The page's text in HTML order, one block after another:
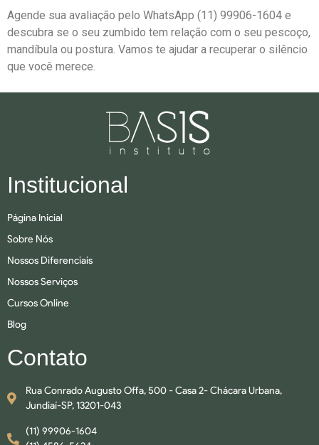
Agende sua avaliação pelo WhatsApp (11) 99906-1604 e
descubra se o seu zumbido tem relação com o seu pescoço,
mandíbula ou postura. Vamos te ajudar a recuperar o silêncio
que você merece.
Institucional
Página Inicial
Sobre Nós
Nossos Diferenciais
Nossos Serviços
Cursos Online
Blog
Contato
Rua Conrado Augusto Offa, 500 - Casa 2- Chácara Urbana,
Jundiaí-SP, 13201-043
(11) 99906-1604